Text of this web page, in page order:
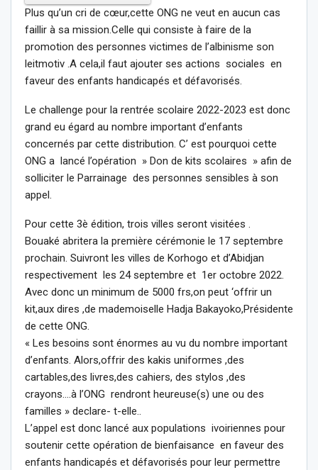
Plus qu’un cri de cœur,cette ONG ne veut en aucun cas
faillir à sa mission.Celle qui consiste à faire de la
promotion des personnes victimes de l’albinisme son
leitmotiv .A cela,il faut ajouter ses actions sociales en
faveur des enfants handicapés et défavorisés.
Le challenge pour la rentrée scolaire 2022-2023 est donc
grand eu égard au nombre important d’enfants
concernés par cette distribution. C’ est pourquoi cette
ONG a lancé l’opération » Don de kits scolaires » afin de
solliciter le Parrainage des personnes sensibles à son
appel.
Pour cette 3è édition, trois villes seront visitées .
Bouaké abritera la première cérémonie le 17 septembre
prochain. Suivront les villes de Korhogo et d’Abidjan
respectivement les 24 septembre et 1er octobre 2022.
Avec donc un minimum de 5000 frs,on peut ‘offrir un
kit,aux dires ,de mademoiselle Hadja Bakayoko,Présidente
de cette ONG.
« Les besoins sont énormes au vu du nombre important
d’enfants. Alors,offrir des kakis uniformes ,des
cartables,des livres,des cahiers, des stylos ,des
crayons….à l’ONG rendront heureuse(s) une ou des
familles » declare- t-elle..
L’appel est donc lancé aux populations ivoiriennes pour
soutenir cette opération de bienfaisance en faveur des
enfants handicapés et défavorisés pour leur permettre